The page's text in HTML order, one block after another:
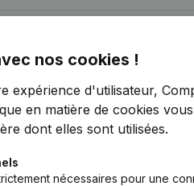
nos cookies !
expérience d'utilisateur,
en matière de cookies
dont elles sont utilisées.
nécessaires pour une